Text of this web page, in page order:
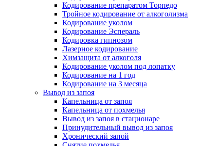
Кодирование препаратом Торпедо
Тройное кодирование от алкоголизма
Кодирование уколом
Кодирование Эспераль
Кодировка гипнозом
Лазерное кодирование
Химзащита от алкоголя
Кодирование уколом под лопатку
Кодирование на 1 год
Кодирование на 3 месяца
Вывод из запоя
Капельница от запоя
Капельница от похмелья
Вывод из запоя в стационаре
Принудительный вывод из запоя
Хронический запой